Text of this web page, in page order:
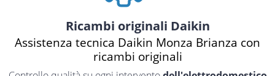
Ricambi originali Daikin
Assistenza tecnica Daikin Monza Brianza con
ricambi originali